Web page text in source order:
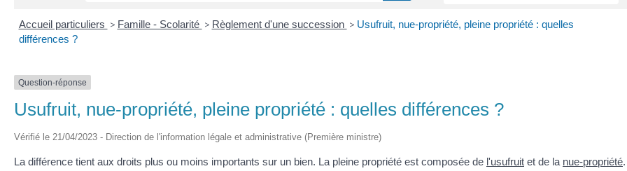
Accueil particuliers > Famille - Scolarité > Règlement d'une succession > Usufruit, nue-propriété, pleine propriété : quelles
différences ?
Question-réponse
Usufruit, nue-propriété, pleine propriété : quelles différences ?
Vérifié le 21/04/2023 - Direction de l'information légale et administrative (Première ministre)
La différence tient aux droits plus ou moins importants sur un bien. La pleine propriété est composée de l'usufruit et de la nue-propriété.